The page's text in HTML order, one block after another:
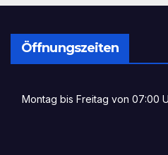
Öffnungszeiten
Montag bis Freitag von 07:00